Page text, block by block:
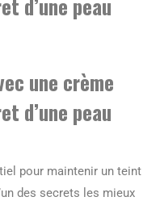
d’une peau
une crème
d’une peau
pour maintenir un teint
des secrets les mieux